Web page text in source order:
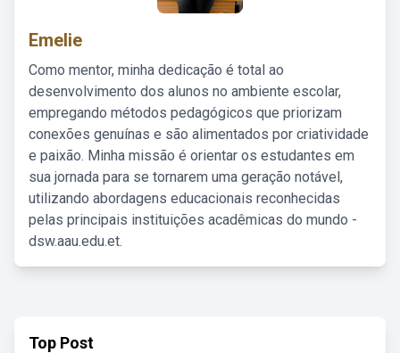
Emelie
Como mentor, minha dedicação é total ao
desenvolvimento dos alunos no ambiente escolar,
empregando métodos pedagógicos que priorizam
conexões genuínas e são alimentados por criatividade
e paixão. Minha missão é orientar os estudantes em
sua jornada para se tornarem uma geração notável,
utilizando abordagens educacionais reconhecidas
pelas principais instituições acadêmicas do mundo -
dsw.aau.edu.et.
Top Post